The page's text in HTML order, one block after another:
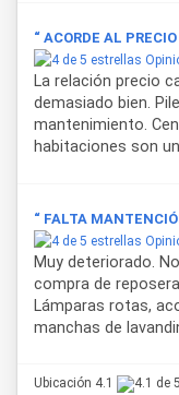
“ ACORDE AL PRECIO
La relación precio
demasiado bien.
mantenimiento.
habitaciones son
“ FALTA
Muy deteriorado.
compra de
Lámparas rotas,
manchas de
Ubicación 4.1